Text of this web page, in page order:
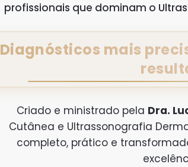
profissionais que dominam o
Diagnósticos mais
Criado e ministrado pela Dra.
Cutânea e Ultrassonografia
completo, prático e